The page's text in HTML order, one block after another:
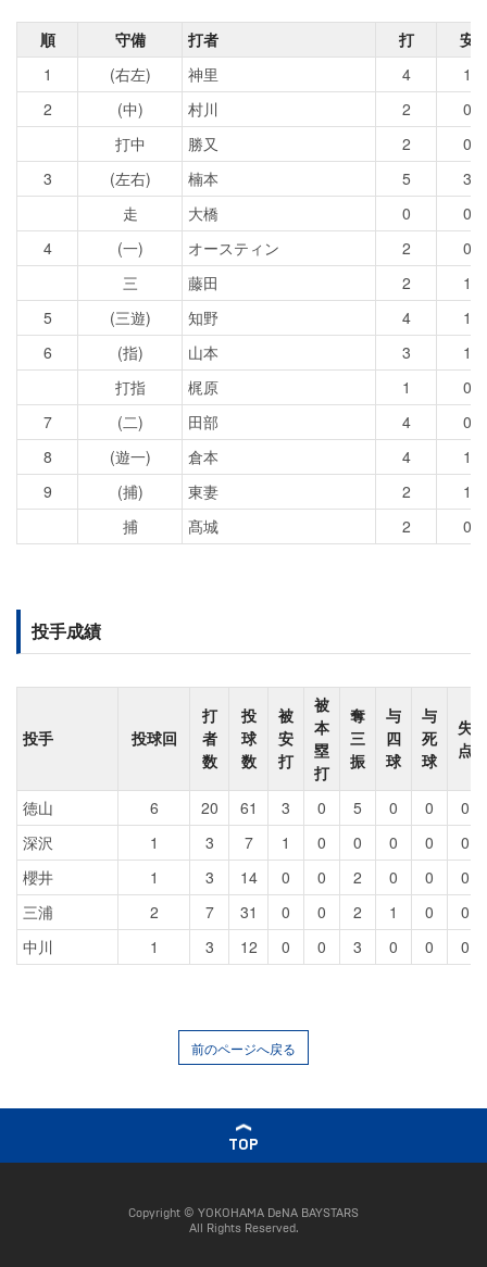
順 守備 打者 打
安
1
(右左) 神里 4
1
2
(中) 村川 2
0
打中
勝又 2
0
3
(左右) 楠本 5
3
走
大橋 0
0
4
(一) オースティン 2
0
三
藤田 2
1
5
(三遊) 知野 4
1
6
(指) 山本 3
1
打指
梶原 1
0
7
(二) 田部 4
0
8
(遊一) 倉本 4
1
9
(捕) 東妻 2
1
捕
髙城 2 0
投手成績
投手 投球回
打
者
数
投
球
数
被
安
打
被
本
塁
打
奪
三
振
与
四
球
与
死
球
失
点
徳山 6 20 61 3 0 5 0 0
0
深沢
1 3 7 1 0 0 0 0
0
櫻井
1 3 14 0 0 2 0 0
0
三浦
2 7 31 0 0 2 1 0
0
中川
1 3 12 0 0 3 0 0 0
前のページへ戻る
TOP
Copyright © YOKOHAMA DeNA BAYSTARS
All Rights Reserved.